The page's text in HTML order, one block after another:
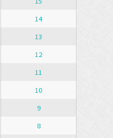
14
13
12
11
10
9
8